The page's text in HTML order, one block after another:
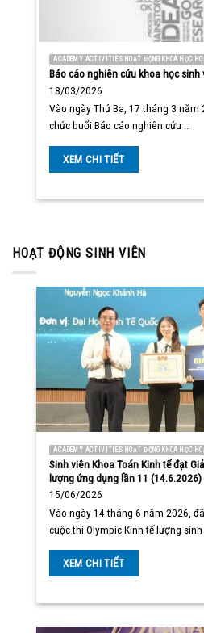
ACADEMY ACTIVITIES HOẠT ĐỘNG KHOA HỌC
Báo cáo nghiên cứu khoa học sinh
18/03/2026
Vào ngày Thứ Ba, 17 tháng 3 năm
chức buổi Báo cáo nghiên cứu …
XEM CHI TIẾT
HOẠT ĐỘNG SINH VIÊN
ACADEMY ACTIVITIES HOẠT ĐỘNG KHOA HỌC
Sinh viên Khoa Toán Kinh tế đạt
lượng ứng dụng lần 11 (14.6.2026)
15/06/2026
Vào ngày 14 tháng 6 năm 2026,
cuộc thi Olympic Kinh tế lượng sinh
XEM CHI TIẾT